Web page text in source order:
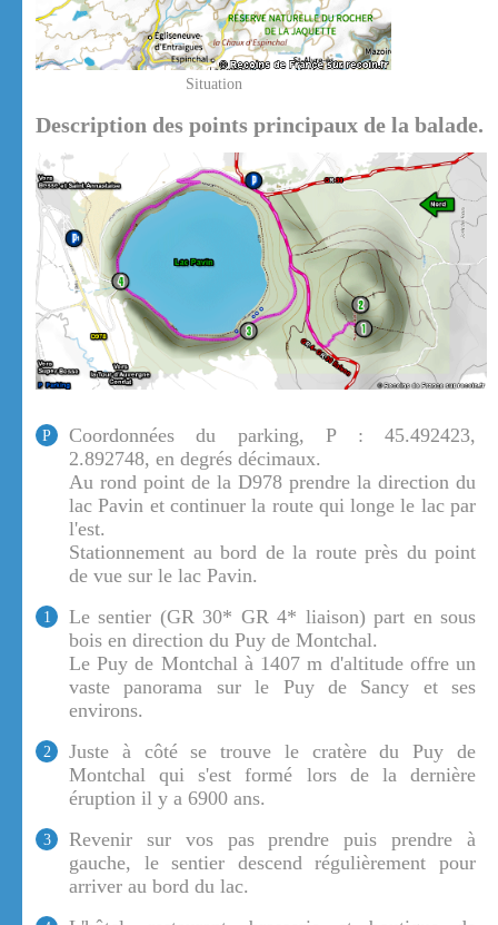
Situation
Description des points principaux de la balade.
P
Coordonnées du parking, P : 45.492423,
2.892748, en degrés décimaux.
Au rond point de la D978 prendre la direction du
lac Pavin et continuer la route qui longe le lac par
l'est.
Stationnement au bord de la route près du point
de vue sur le lac Pavin.
1
Le sentier (GR 30* GR 4* liaison) part en sous
bois en direction du Puy de Montchal.
Le Puy de Montchal à 1407 m d'altitude offre un
vaste panorama sur le Puy de Sancy et ses
environs.
2
Juste à côté se trouve le cratère du Puy de
Montchal qui s'est formé lors de la dernière
éruption il y a 6900 ans.
3
Revenir sur vos pas prendre puis prendre à
gauche, le sentier descend régulièrement pour
arriver au bord du lac.